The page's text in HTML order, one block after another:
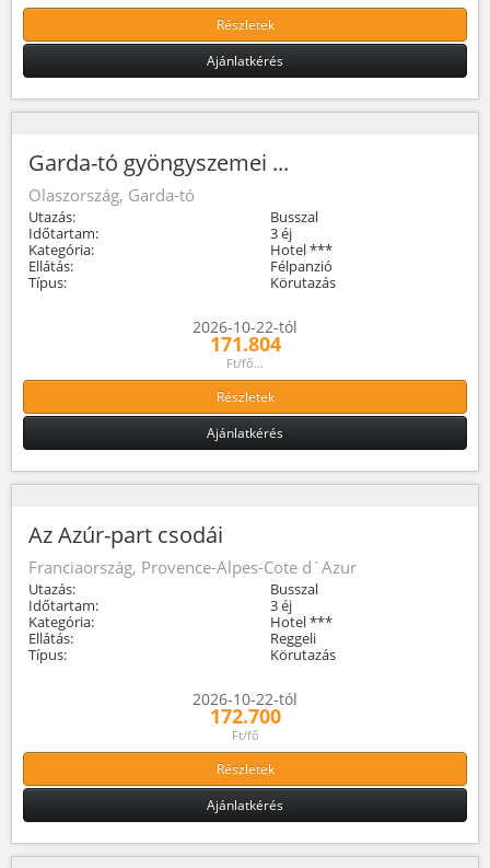
Részletek
Ajánlatkérés
Garda-tó gyöngyszemei ...
Olaszország, Garda-tó
Utazás:
Busszal
Időtartam:
3 éj
Kategória:
Hotel ***
Ellátás:
Félpanzió
Típus:
Körutazás
2026-10-22-tól
171.804
Ft/fő...
Részletek
Ajánlatkérés
Az Azúr-part csodái
Franciaország, Provence-Alpes-Cote d`Azur
Utazás:
Busszal
Időtartam:
3 éj
Kategória:
Hotel ***
Ellátás:
Reggeli
Típus:
Körutazás
2026-10-22-tól
172.700
Ft/fő
Részletek
Ajánlatkérés